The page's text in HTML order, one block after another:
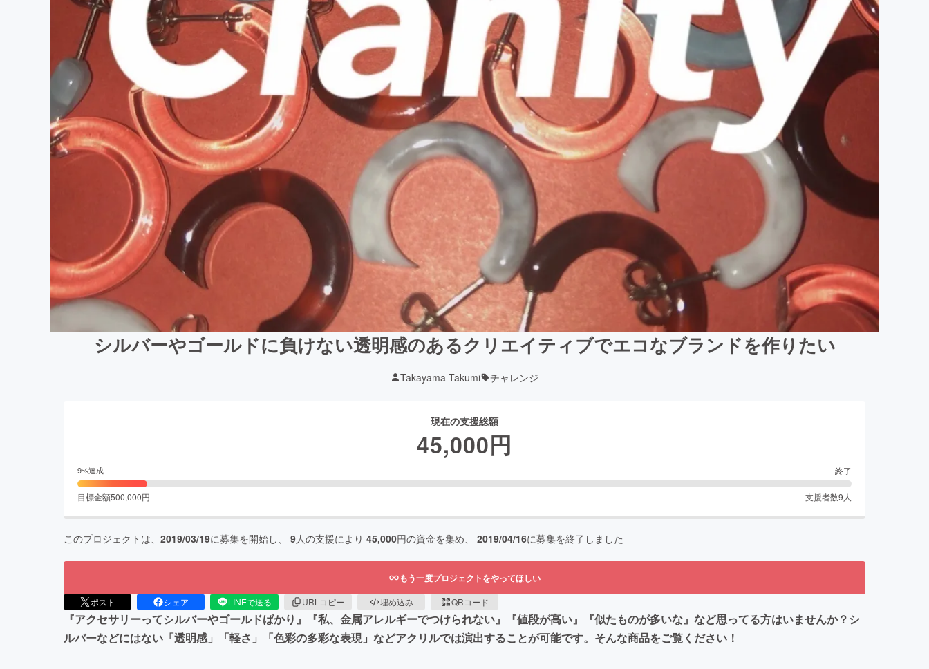
シルバーやゴールドに負けない透明感のあるクリエイティブでエコなブランドを作りたい
Takayama Takumi チャレンジ
現在の支援総額
45,000円
9%達成 終了
目標金額500,000円 支援者数9 人
このプロジェクトは、 2019/03/19に募集を開始し、 9人の支援により 45,000円の資金を集め、 2019/04/16に募集を終了しました
もう一度プロジェクトをやってほしい
ポスト シェア LINEで送る URLコピー 埋め込み QRコード
『アクセサリーってシルバーやゴールドばかり』『私、金属アレルギーでつけられない』『値段が高い』『似たものが多いな』など思ってる方はいませんか？シ
ルバーなどにはない「透明感」「軽さ」「色彩の多彩な表現」などアクリルでは演出することが可能です。そんな商品をご覧ください！